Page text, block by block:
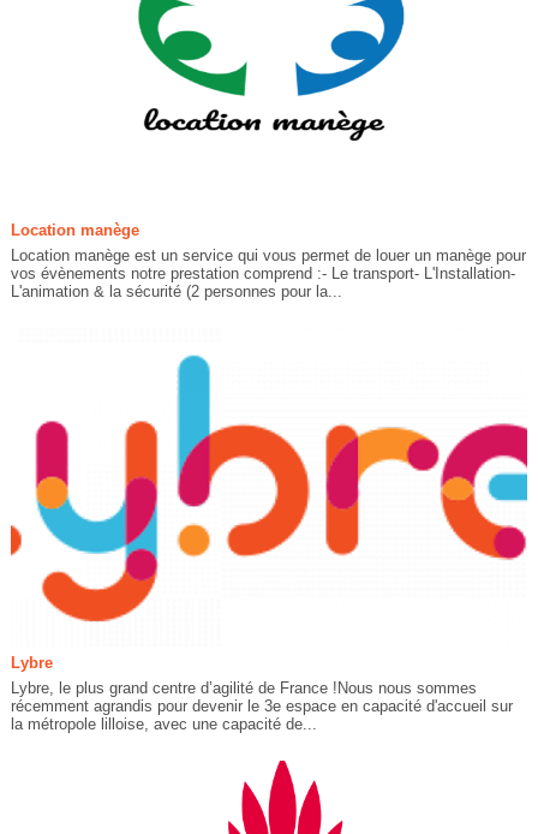
Location manège
Location manège est un service qui vous permet de louer un manège pour
vos évènements notre prestation comprend :- Le transport- L'Installation-
L'animation & la sécurité (2 personnes pour la...
Lybre
Lybre, le plus grand centre d’agilité de France !Nous nous sommes
récemment agrandis pour devenir le 3e espace en capacité d'accueil sur
la métropole lilloise, avec une capacité de...